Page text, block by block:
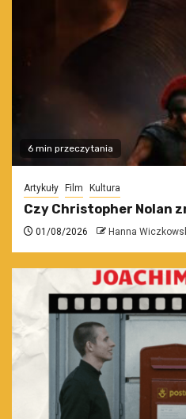
6 min przeczytania
Artykuły Film Kultura
Czy Christopher Nolan
01/08/2026 Hanna